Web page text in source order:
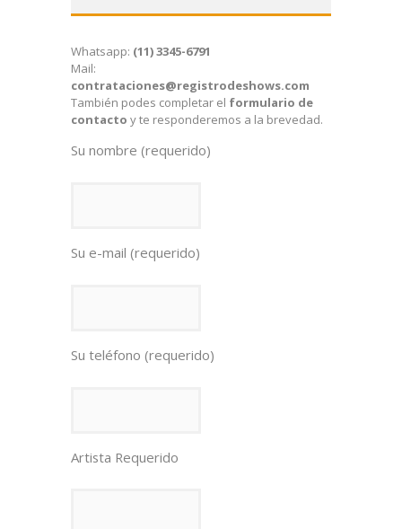
Whatsapp: (11) 3345-6791
Mail:
contrataciones@registrodeshows.com
También podes completar el formulario de
contacto y te responderemos a la brevedad.
Su nombre (requerido)
Su e-mail (requerido)
Su teléfono (requerido)
Artista Requerido